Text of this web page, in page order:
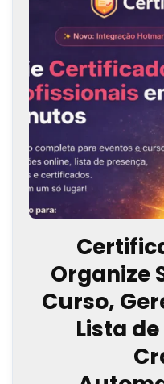
Organize
Curso,
Lista